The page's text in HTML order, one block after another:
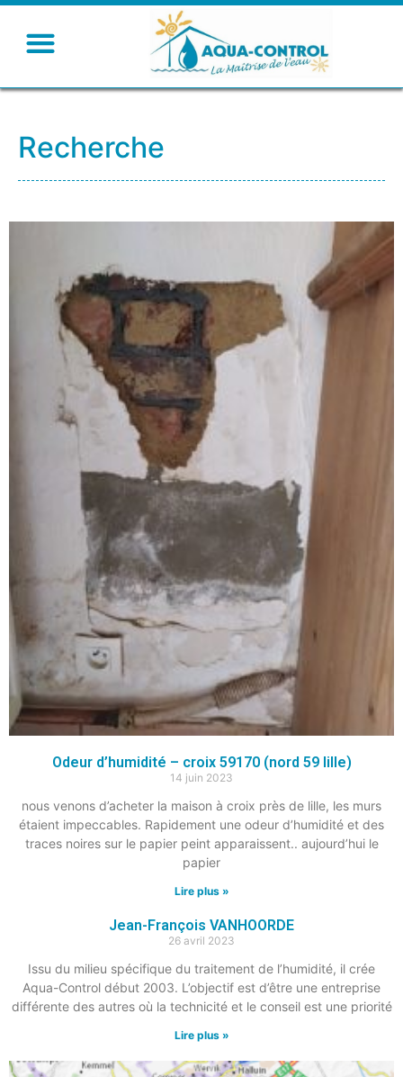
Recherche
Odeur d’humidité – croix 59170 (nord 59 lille)
14 juin 2023
nous venons d’acheter la maison à croix près de lille, les murs
étaient impeccables. Rapidement une odeur d’humidité et des
traces noires sur le papier peint apparaissent.. aujourd’hui le
papier
Lire plus »
Jean-François VANHOORDE
26 avril 2023
Issu du milieu spécifique du traitement de l’humidité, il crée
Aqua-Control début 2003. L’objectif est d’être une entreprise
différente des autres où la technicité et le conseil est une priorité
Lire plus »